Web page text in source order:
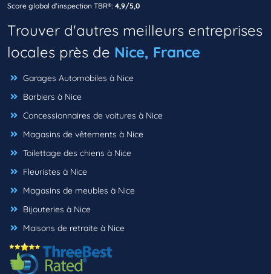
Score global d’inspection TBR®: 4,9/5,0
Trouver d'autres meilleurs entreprises
locales près de Nice, France
Garages Automobiles à Nice
Barbiers à Nice
Concessionnaires de voitures à Nice
Magasins de vêtements à Nice
Toilettage des chiens à Nice
Fleuristes à Nice
Magasins de meubles à Nice
Bijouteries à Nice
Maisons de retraite à Nice